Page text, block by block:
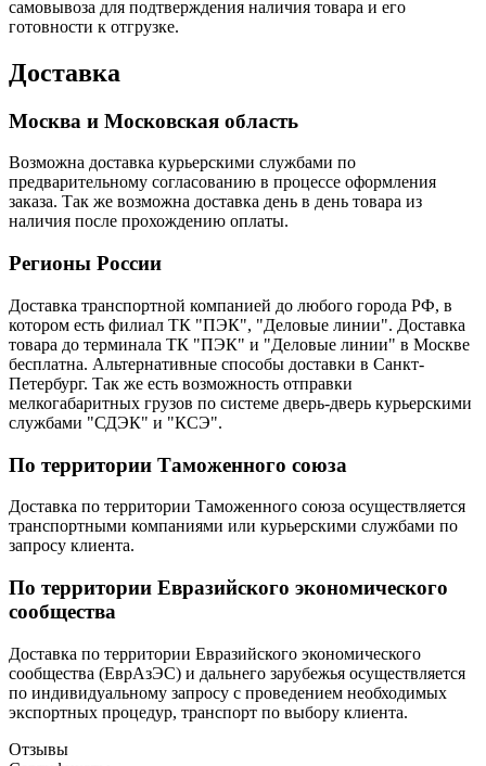
самовывоза для подтверждения наличия товара и его
готовности к отгрузке.
Доставка
Москва и Московская область
Возможна доставка курьерскими службами по
предварительному согласованию в процессе оформления
заказа. Так же возможна доставка день в день товара из
наличия после прохождению оплаты.
Регионы России
Доставка транспортной компанией до любого города РФ, в
котором есть филиал ТК "ПЭК", "Деловые линии". Доставка
товара до терминала ТК "ПЭК" и "Деловые линии" в Москве
бесплатна. Альтернативные способы доставки в Санкт-
Петербург. Так же есть возможность отправки
мелкогабаритных грузов по системе дверь-дверь курьерскими
службами "СДЭК" и "КСЭ".
По территории Таможенного союза
Доставка по территории Таможенного союза осуществляется
транспортными компаниями или курьерскими службами по
запросу клиента.
По территории Евразийского экономического
сообщества
Доставка по территории Евразийского экономического
сообщества (ЕврАзЭС) и дальнего зарубежья осуществляется
по индивидуальному запросу с проведением необходимых
экспортных процедур, транспорт по выбору клиента.
Отзывы